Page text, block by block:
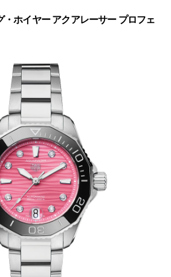
・ホイヤー アクアレーサー プロフェ